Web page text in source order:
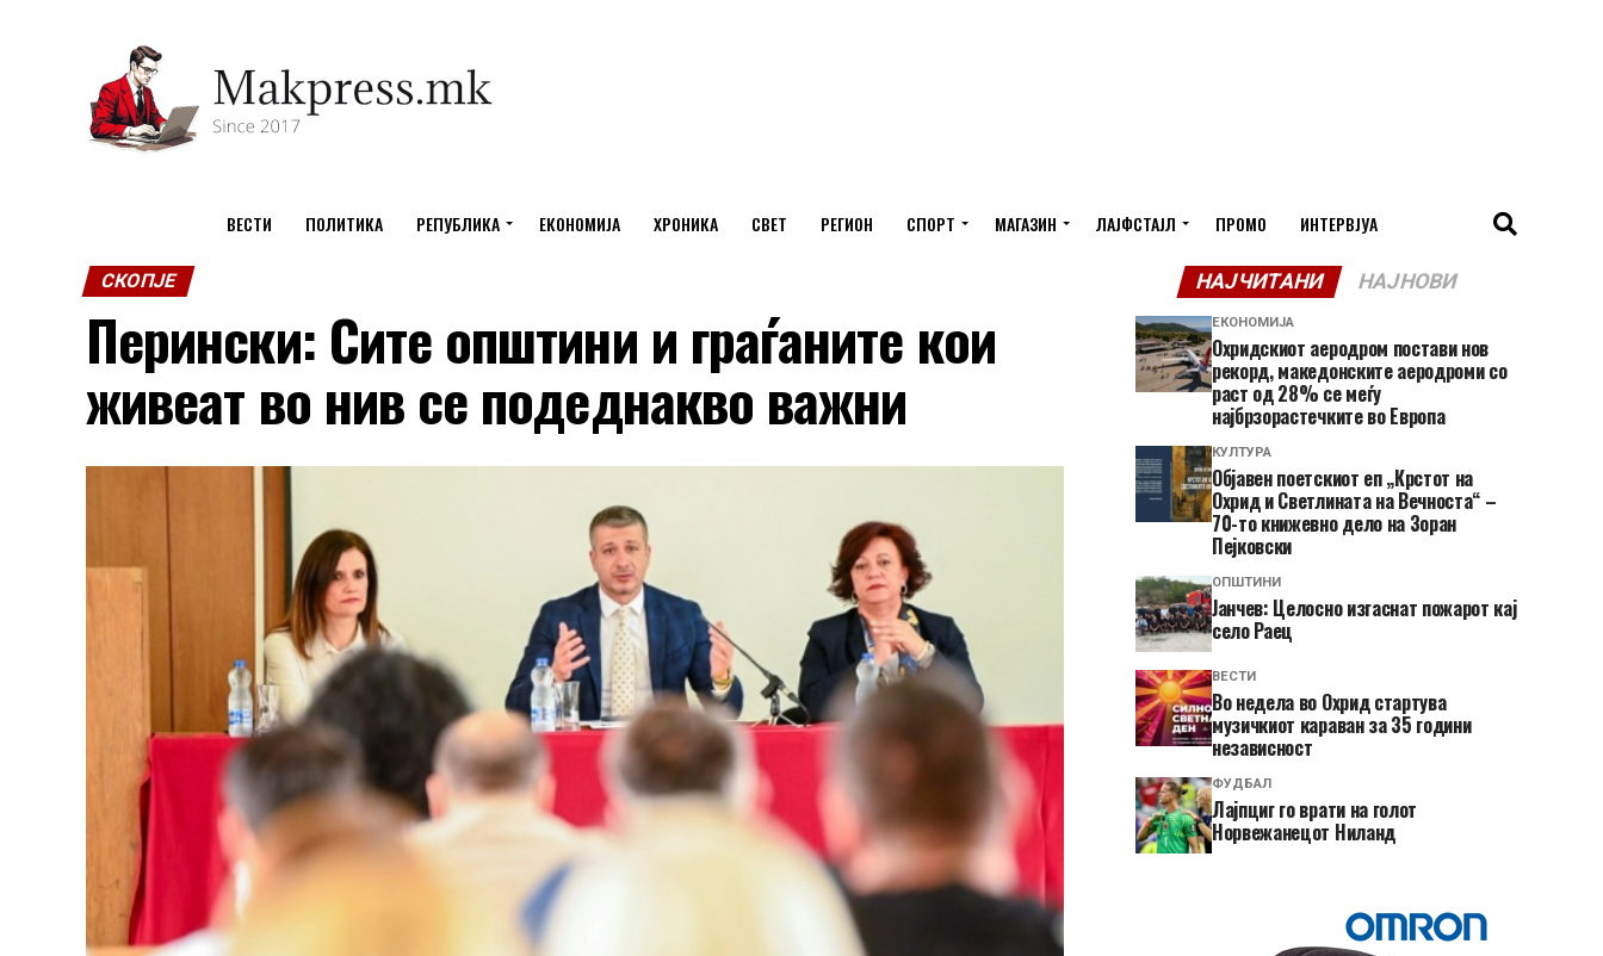
ВЕСТИ ПОЛИТИКА РЕПУБЛИКА ЕКОНОМИЈА ХРОНИКА СВЕТ РЕГИОН СПОРТ МАГАЗИН ЛАЈФСТАЈЛ ПРОМО ИНТЕРВЈУА
СКОПЈЕ
Перински: Сите општини и граѓаните кои
живеат во нив се подеднакво важни
НАЈЧИТАНИ НАЈНОВИ
ЕКОНОМИЈА
Охридскиот аеродром постави нов
рекорд, македонските аеродроми со
раст од 28% се меѓу
најбрзорастечките во Европа
КУЛТУРА
Објавен поетскиот еп „Крстот на
Охрид и Светлината на Вечноста“ –
70-то книжевно дело на Зоран
Пејковски
ОПШТИНИ
Јанчев: Целосно изгаснат пожарот кај
село Раец
ВЕСТИ
Во недела во Охрид стартува
музичкиот караван за 35 години
независност
ФУДБАЛ
Лајпциг го врати на голот
Норвежанецот Ниланд